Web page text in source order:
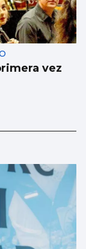
vez